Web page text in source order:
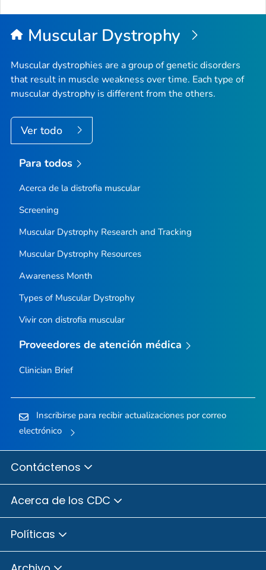
la
Muscular Dystrophy
Muscular dystrophies are a group of genetic disorders
that result in muscle weakness over time. Each type of
muscular dystrophy is different from the others.
Ver todo
Para todos
Acerca de la distrofia muscular
Screening
Muscular Dystrophy Research and Tracking
Muscular Dystrophy Resources
Awareness Month
Types of Muscular Dystrophy
Vivir con distrofia muscular
Proveedores de atención médica
Clinician Brief
Inscribirse para recibir actualizaciones por correo
electrónico
Contáctenos
Acerca de los CDC
Políticas